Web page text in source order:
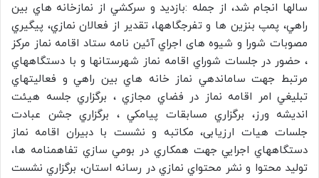
سالها انجام شد، از جمله :بازديد و سركشي از نمازخانه هاي بين
راهي، پمپ بنزين ها و تفرجگاهها، تقدير از فعالان نمازي، پيگيري
مصوبات شورا و شیوه های اجراي آئین نامه ستاد اقامه نماز مرکز
، حضور در جلسات شوراي اقامه نماز شهرستانها و با دستگاههاي
مرتبط جهت ساماندهي نماز خانه هاي بين راهي و فعاليتهاي
تبليغي امر اقامه نماز در فضاي مجازي ، برگزاري جلسه هيئت
انديشه ورز، برگزاري مسابقات پيامكي ، برگزاري جشن عبادت
جلسات هیات ارزیابی، مكاتبه و نشست با دبيران اقامه نماز
دستگاههاي اجرايي جهت همكاري در بومي سازي تفاهمنامه ها،
توليد محتوا و نشر محتواي نمازي در رسانه استان، برگزاري نشست